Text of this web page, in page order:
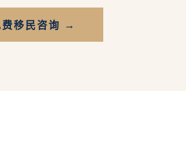
费移民咨询 →